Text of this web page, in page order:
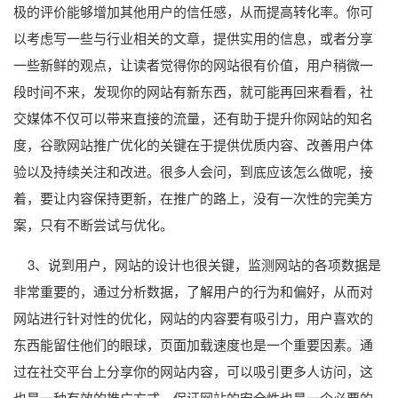
极的评价能够增加其他用户的信任感，从而提高转化率。你可
以考虑写一些与行业相关的文章，提供实用的信息，或者分享
一些新鲜的观点，让读者觉得你的网站很有价值，用户稍微一
段时间不来，发现你的网站有新东西，就可能再回来看看，社
交媒体不仅可以带来直接的流量，还有助于提升你网站的知名
度，谷歌网站推广优化的关键在于提供优质内容、改善用户体
验以及持续关注和改进。很多人会问，到底应该怎么做呢，接
着，要让内容保持更新，在推广的路上，没有一次性的完美方
案，只有不断尝试与优化。
3、说到用户，网站的设计也很关键，监测网站的各项数据是
非常重要的，通过分析数据，了解用户的行为和偏好，从而对
网站进行针对性的优化，网站的内容要有吸引力，用户喜欢的
东西能留住他们的眼球，页面加载速度也是一个重要因素。通
过在社交平台上分享你的网站内容，可以吸引更多人访问，这